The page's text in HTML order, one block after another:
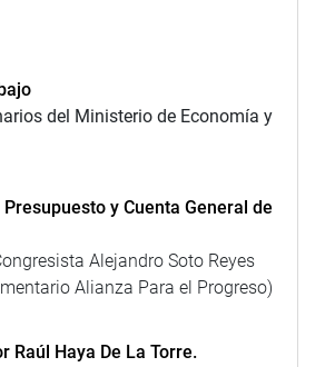
del Ministerio de Economía y
y Cuenta General de
Alejandro Soto Reyes
Alianza Para el Progreso)
Raúl Haya De La Torre.